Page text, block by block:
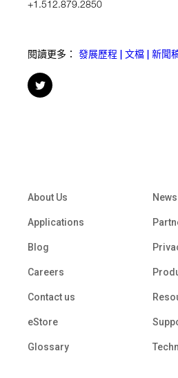
+1.512.879.2850
閱讀更多： 發展歷程 | 文檔 | 新聞
About Us
Applications
Blog
Careers
Contact us
eStore
Glossary